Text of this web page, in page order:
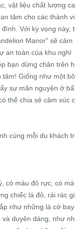
vật liệu chất lượng ca
tâm cho các thành vi
Với kỳ vọng này, t
Manor" sẽ cảm
an toàn của khu nghỉ
bạn dừng chân trên h
Giống như một bô
sự mãn nguyện ở bấ
thể chia sẻ cảm xúc c
cùng mỗi du khách tr
có màu đỏ rực, có mà
chiếc lá đỏ, rải rác gi
như những lá cờ bay
duyên dáng, như nh